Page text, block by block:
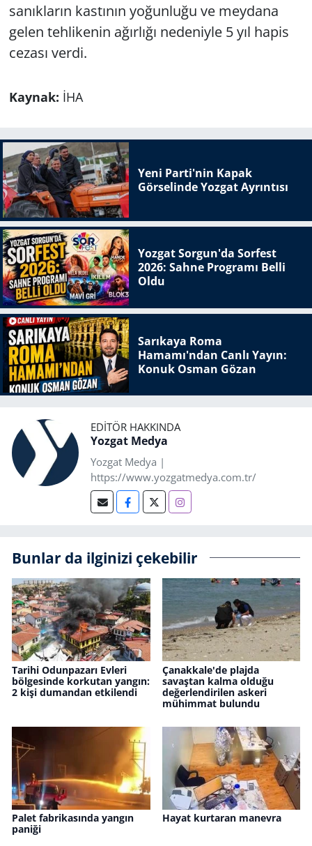
sanıkların kastının yoğunluğu ve meydana
gelen tehlikenin ağırlığı nedeniyle 5 yıl hapis
cezası verdi.
Kaynak: İHA
Yeni Parti'nin Kapak
Görselinde Yozgat Ayrıntısı
Yozgat Sorgun'da Sorfest
2026: Sahne Programı Belli
Oldu
Sarıkaya Roma
Hamamı'ndan Canlı Yayın:
Konuk Osman Gözan
EDITÖR HAKKINDA
Yozgat Medya
Yozgat Medya |
https://www.yozgatmedya.com.tr/
Bunlar da ilginizi çekebilir
Tarihi Odunpazarı Evleri
bölgesinde korkutan yangın:
2 kişi dumandan etkilendi
Çanakkale'de plajda
savaştan kalma olduğu
değerlendirilen askeri
mühimmat bulundu
Palet fabrikasında yangın
paniği
Hayat kurtaran manevra